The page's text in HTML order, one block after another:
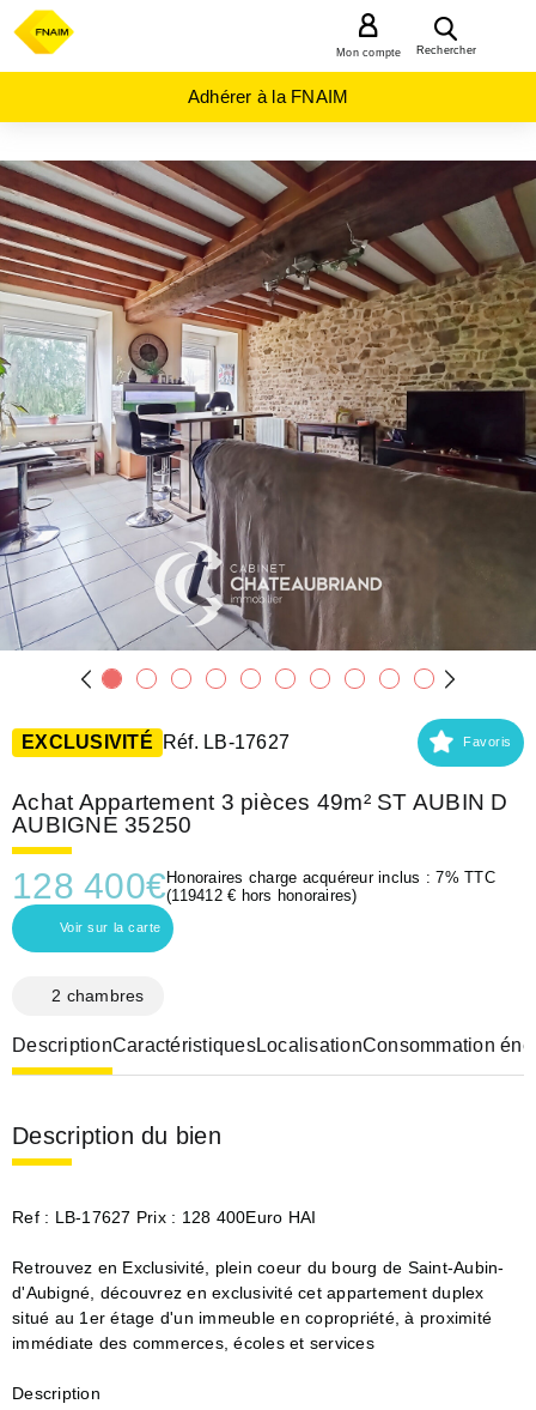
Rechercher
Mon compte
Adhérer à la FNAIM
ACHAT
APPARTEMENT
BRETAGNE
ILLE-
ET-
VILAINE
(35)
ST
AUBIN D
AUBIGNE
(35250)
EXCLUSIVITÉ Réf. LB-17627 Favoris
Achat Appartement 3 pièces 49m² ST AUBIN D
AUBIGNE 35250
128 400€ Honoraires charge acquéreur inclus : 7% TTC
(119412 € hors honoraires)
Voir sur la carte
2 chambres
DescriptionCaractéristiquesLocalisationConsommation
Description du bien
Ref : LB-17627 Prix : 128 400Euro HAI
Retrouvez en Exclusivité, plein coeur du bourg de Saint-Aubin-
d'Aubigné, découvrez en exclusivité cet appartement duplex
situé au 1er étage d'un immeuble en copropriété, à proximité
immédiate des commerces, écoles et services
Description